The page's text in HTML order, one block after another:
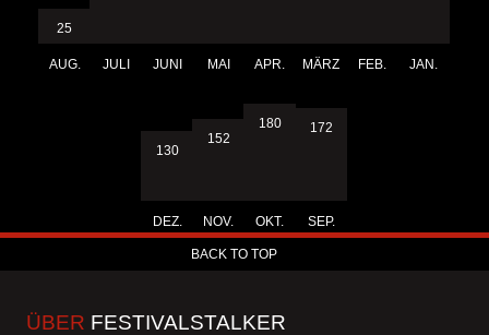
25
AUG. JULI JUNI MAI APR. MÄRZ FEB. JAN.
130
DEZ.
152
NOV.
180
OKT.
172
SEP.
BACK TO TOP
ÜBER FESTIVALSTALKER